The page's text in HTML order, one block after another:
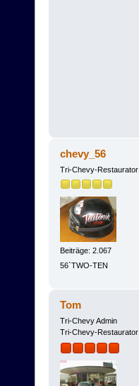
chevy_56
Tri-Chevy-Restaurator
Beiträge: 2.067
56`TWO-TEN
Tom
Tri-Chevy Admin
Tri-Chevy-Restaurator